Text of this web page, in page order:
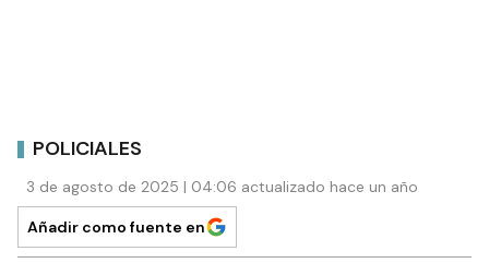
POLICIALES
3 de agosto de 2025 | 04:06 actualizado hace un año
Añadir como fuente en